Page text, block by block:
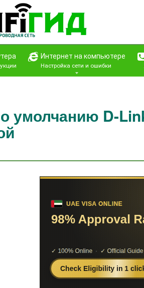
Интернет на компьютере
Настройка сети и ошибки
умолчанию D-